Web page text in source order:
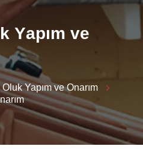
k Yapım ve
Oluk Yapım ve Onarım